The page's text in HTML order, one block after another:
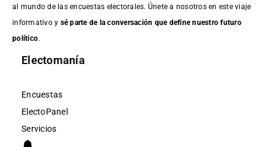
al mundo de las encuestas electorales. Únete a nosotros en este viaje
informativo y sé parte de la conversación que define nuestro futuro
político.
Electomanía
Encuestas
ElectoPanel
Servicios